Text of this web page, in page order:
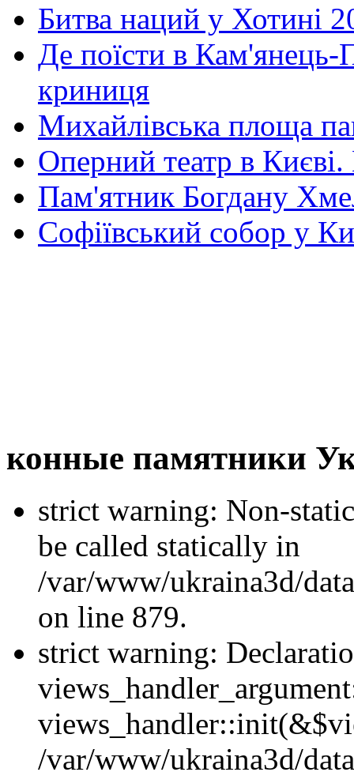
Битва наций у Хотині
Де поїсти в Кам'янець-
криниця
Михайлівська площа
Оперний театр в
Пам'ятник Богдану
Софіївський собор у
конные памятники
strict warning: Non-
be called statically in
/var/www/ukraina3d/
on line 879.
strict warning:
/var/www/ukraina3d/